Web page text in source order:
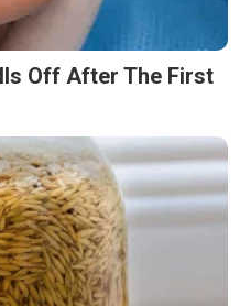
Off After The First